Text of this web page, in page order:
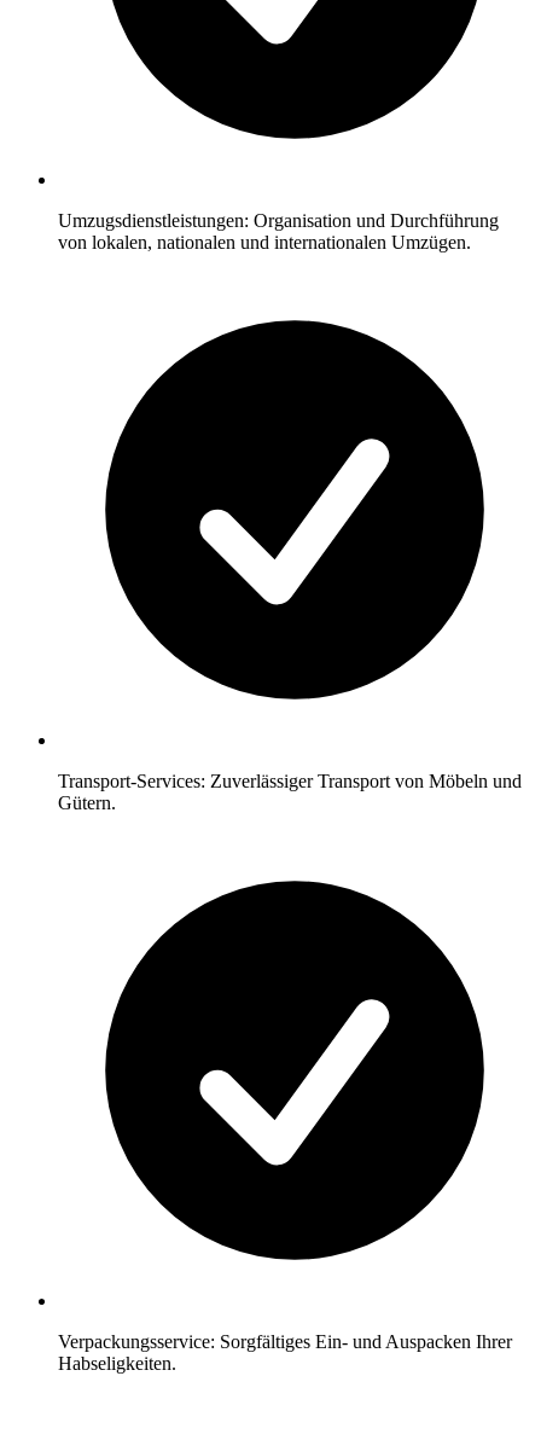
Umzugsdienstleistungen: Organisation und Durchführung
von lokalen, nationalen und internationalen Umzügen.
Transport-Services: Zuverlässiger Transport von Möbeln und
Gütern.
Verpackungsservice: Sorgfältiges Ein- und Auspacken Ihrer
Habseligkeiten.